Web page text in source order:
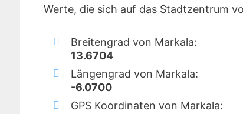
Werte, die sich auf das Stadtzentrum
Breitengrad von Markala:
13.6704
Längengrad von Markala:
-6.0700
GPS Koordinaten von Markala: